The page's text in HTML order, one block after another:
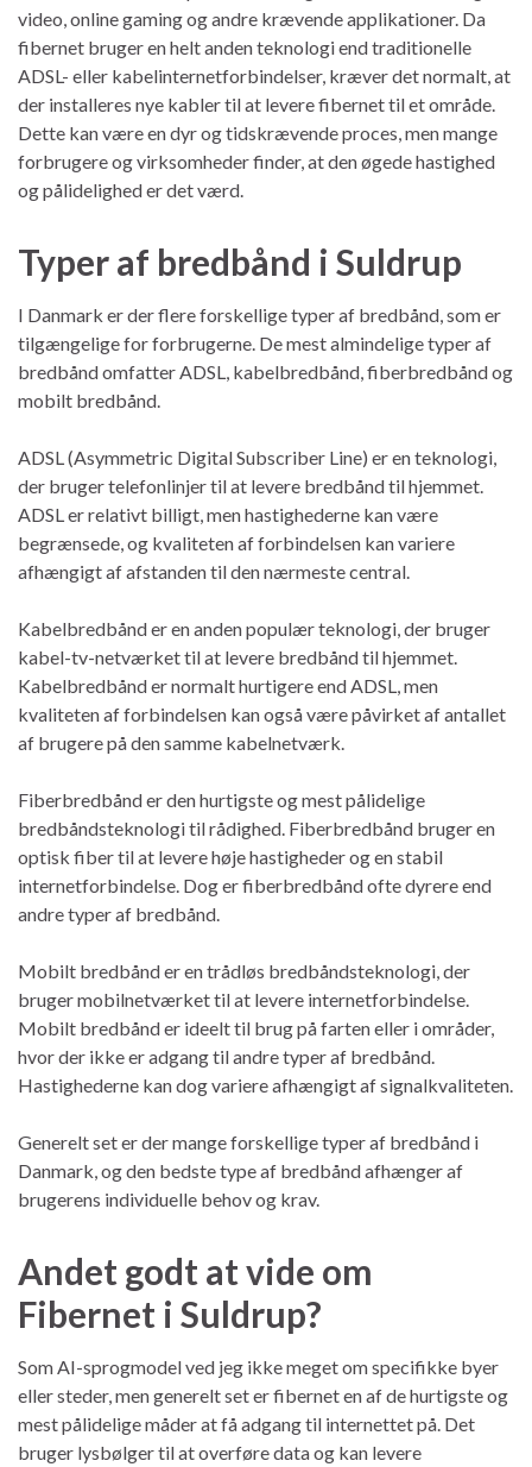
video, online gaming og andre krævende applikationer. Da
fibernet bruger en helt anden teknologi end traditionelle
ADSL- eller kabelinternetforbindelser, kræver det normalt, at
der installeres nye kabler til at levere fibernet til et område.
Dette kan være en dyr og tidskrævende proces, men mange
forbrugere og virksomheder finder, at den øgede hastighed
og pålidelighed er det værd.
Typer af bredbånd i Suldrup
I Danmark er der flere forskellige typer af bredbånd, som er
tilgængelige for forbrugerne. De mest almindelige typer af
bredbånd omfatter ADSL, kabelbredbånd, fiberbredbånd og
mobilt bredbånd.
ADSL (Asymmetric Digital Subscriber Line) er en teknologi,
der bruger telefonlinjer til at levere bredbånd til hjemmet.
ADSL er relativt billigt, men hastighederne kan være
begrænsede, og kvaliteten af forbindelsen kan variere
afhængigt af afstanden til den nærmeste central.
Kabelbredbånd er en anden populær teknologi, der bruger
kabel-tv-netværket til at levere bredbånd til hjemmet.
Kabelbredbånd er normalt hurtigere end ADSL, men
kvaliteten af forbindelsen kan også være påvirket af antallet
af brugere på den samme kabelnetværk.
Fiberbredbånd er den hurtigste og mest pålidelige
bredbåndsteknologi til rådighed. Fiberbredbånd bruger en
optisk fiber til at levere høje hastigheder og en stabil
internetforbindelse. Dog er fiberbredbånd ofte dyrere end
andre typer af bredbånd.
Mobilt bredbånd er en trådløs bredbåndsteknologi, der
bruger mobilnetværket til at levere internetforbindelse.
Mobilt bredbånd er ideelt til brug på farten eller i områder,
hvor der ikke er adgang til andre typer af bredbånd.
Hastighederne kan dog variere afhængigt af signalkvaliteten.
Generelt set er der mange forskellige typer af bredbånd i
Danmark, og den bedste type af bredbånd afhænger af
brugerens individuelle behov og krav.
Andet godt at vide om
Fibernet i Suldrup?
Som AI-sprogmodel ved jeg ikke meget om specifikke byer
eller steder, men generelt set er fibernet en af de hurtigste og
mest pålidelige måder at få adgang til internettet på. Det
bruger lysbølger til at overføre data og kan levere